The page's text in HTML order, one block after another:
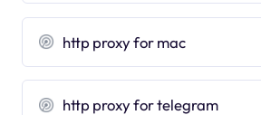
http proxy for mac
http proxy for telegram